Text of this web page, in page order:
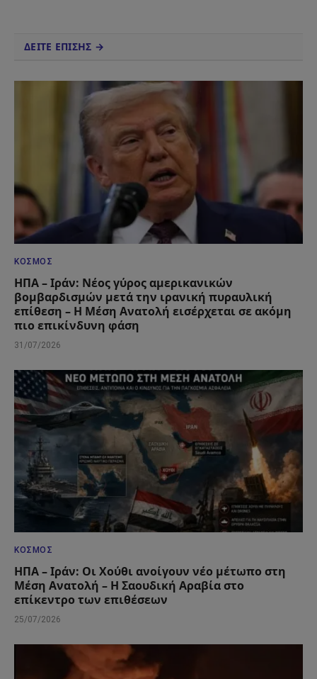
ΔΕΙΤΕ ΕΠΙΣΗΣ →
ΚΌΣΜΟΣ
ΗΠΑ – Ιράν: Νέος γύρος αμερικανικών
βομβαρδισμών μετά την ιρανική πυραυλική
επίθεση – Η Μέση Ανατολή εισέρχεται σε ακόμη
πιο επικίνδυνη φάση
31/07/2026
ΚΌΣΜΟΣ
ΗΠΑ – Ιράν: Οι Χούθι ανοίγουν νέο μέτωπο στη
Μέση Ανατολή – Η Σαουδική Αραβία στο
επίκεντρο των επιθέσεων
25/07/2026